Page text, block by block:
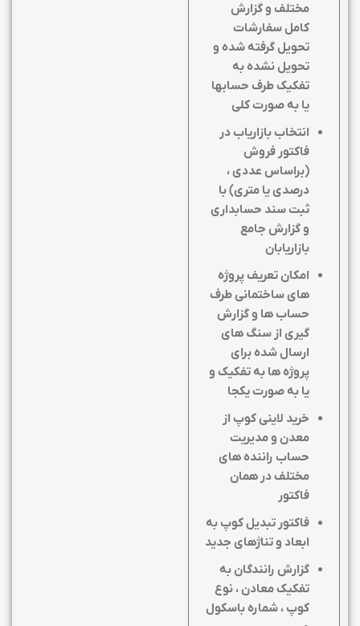
مختلف و گزارش
کامل سفارشات
تحویل گرفته شده و
تحویل نشده به
تفکیک طرف حسابها
یا به صورت کلی
انتخاب بازاریاب در
فاکتور فروش
(براساس عددی ،
درصدی یا متری) با
ثبت سند حسابداری
و گزارش جامع
بازاریابان
امکان تعریف پروژه
های ساختمانی طرف
حساب ها و گزارش
گیری از سنگ های
ارسال شده برای
پروژه ها به تفکیک و
یا به صورت یکجا
خرید لاینی کوپ از
معدن و مدیریت
حساب راننده های
مختلف در همان
فاکتور
فاکتور تبدیل کوپ به
ابعاد و تناژهای جدید
گزارش رانندگان به
تفکیک معادن ، نوع
کوپ ، شماره باسکول